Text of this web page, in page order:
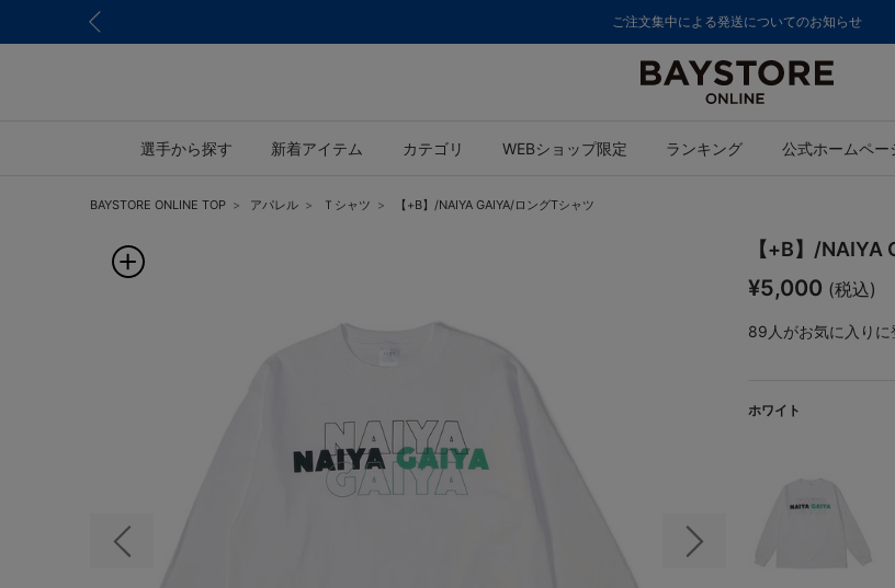
ご注文集中による発送についてのお知らせ
選手から探す 新着アイテム カテゴリ WEBショップ限定 ランキング 公式ホームペー
BAYSTORE ONLINE TOP アパレル Ｔシャツ 【+B】/NAIYA GAIYA/ロングTシャツ
前の画像 次の画像
【+B】/NAIYA
¥5,000 (税込)
89 人がお気に入りに
ホワイト